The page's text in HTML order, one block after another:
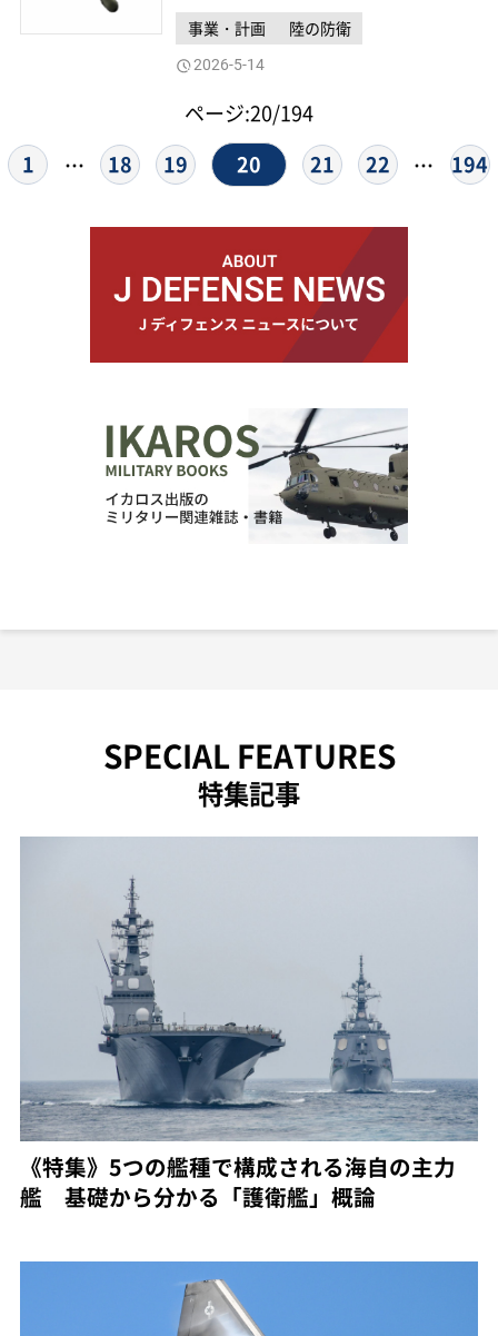
事業・計画 陸の防衛
2026-5-14
ページ:20/194
1
… 18 19 20 21 22 … 194
SPECIAL FEATURES
特集記事
《特集》5つの艦種で構成される海自の主力
艦 基礎から分かる「護衛艦」概論